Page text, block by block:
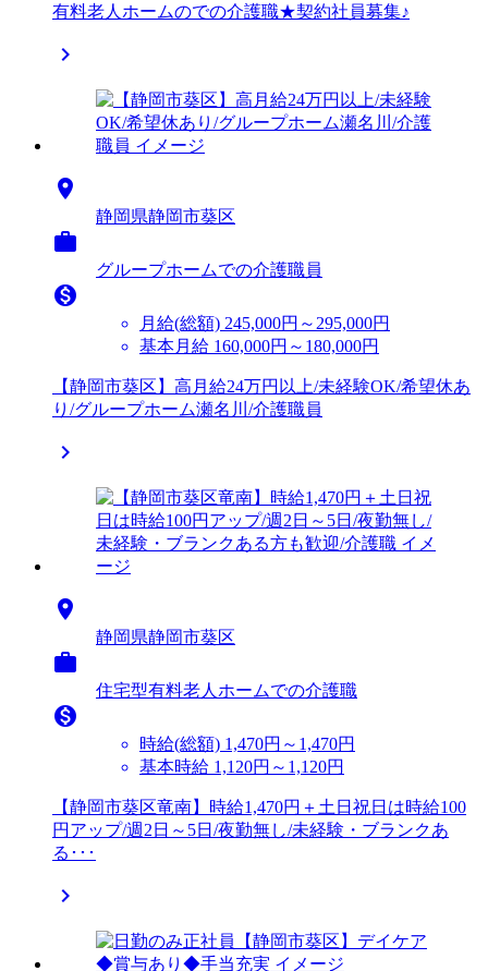
有料老人ホームのでの介護職★契約社員募集♪


静岡県静岡市葵区

グループホームでの介護職員

月給(総額) 245,000円～295,000円
基本月給 160,000円～180,000円
【静岡市葵区】高月給24万円以上/未経験OK/希望休あ
り/グループホーム瀬名川/介護職員


静岡県静岡市葵区

住宅型有料老人ホームでの介護職

時給(総額) 1,470円～1,470円
基本時給 1,120円～1,120円
【静岡市葵区竜南】時給1,470円＋土日祝日は時給100
円アップ/週2日～5日/夜勤無し/未経験・ブランクあ
る･･･
